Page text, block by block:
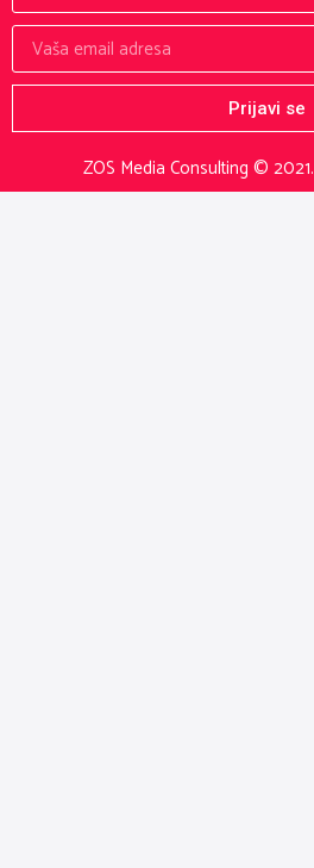
ZOS Media Consulting © 2021.
Prijavi se